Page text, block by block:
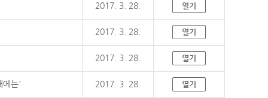
2017. 3. 28. 열기
2017. 3. 28. 열기
2017. 3. 28. 열기
에는' 2017. 3. 28. 열기